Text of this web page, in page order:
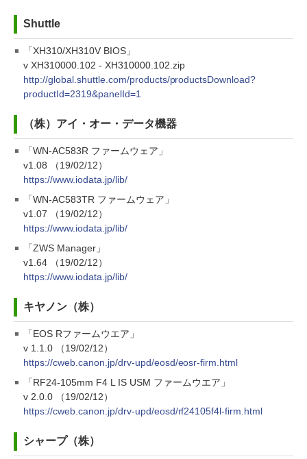
Shuttle
「XH310/XH310V BIOS」
v XH310000.102 - XH310000.102.zip
http://global.shuttle.com/products/productsDownload?
productId=2319&panelId=1
（株）アイ・オー・データ機器
「WN-AC583R ファームウェア」
v1.08 （19/02/12）
https://www.iodata.jp/lib/
「WN-AC583TR ファームウェア」
v1.07 （19/02/12）
https://www.iodata.jp/lib/
「ZWS Manager」
v1.64 （19/02/12）
https://www.iodata.jp/lib/
キヤノン（株）
「EOS Rファームウエア」
v 1.1.0 （19/02/12）
https://cweb.canon.jp/drv-upd/eosd/eosr-firm.html
「RF24-105mm F4 L IS USM ファームウエア」
v 2.0.0 （19/02/12）
https://cweb.canon.jp/drv-upd/eosd/rf24105f4l-firm.html
シャープ（株）